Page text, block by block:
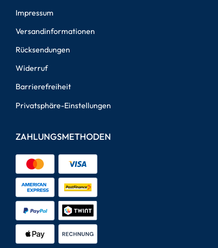
Impressum
Versandinformationen
Rücksendungen
Widerruf
Barrierefreiheit
Privatsphäre-Einstellungen
ZAHLUNGSMETHODEN